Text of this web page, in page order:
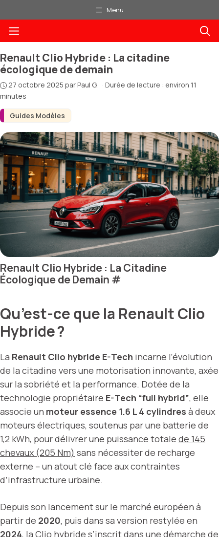
au
contenu
Menu
Menu
Guides Modèles
Renault Clio Hybride : La citadine
écologique de demain
27 octobre 2025 parPaul G. · Durée de lecture : environ 11
minutes
Renault Clio Hybride : La Citadine
Écologique de Demain #
Qu’est-ce que la Renault Clio
Hybride ?
La Renault Clio hybride E-Tech incarne l’évolution
de la citadine vers une motorisation innovante, axée
sur la sobriété et la performance. Dotée de la
technologie propriétaire E-Tech “full hybrid”, elle
associe un moteur essence 1.6 L 4 cylindres à deux
moteurs électriques, soutenus par une batterie de
1,2 kWh, pour délivrer une puissance totale de 145
chevaux (205 Nm) sans nécessiter de recharge
externe – un atout clé face aux contraintes
d’infrastructure urbaine.
Depuis son lancement sur le marché européen à
partir de 2020, puis dans sa version restylée en
2024, la Clio hybride s’inscrit dans une démarche de